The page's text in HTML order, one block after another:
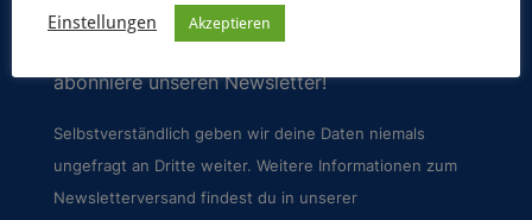
geplanten Spiele-Projekte und aktuelle
abonniere unseren Newsletter!
Selbstverständlich geben wir deine Daten niemals
ungefragt an Dritte weiter. Weitere Informationen zum
Newsletterversand findest du in unserer
Einstellungen Akzeptieren